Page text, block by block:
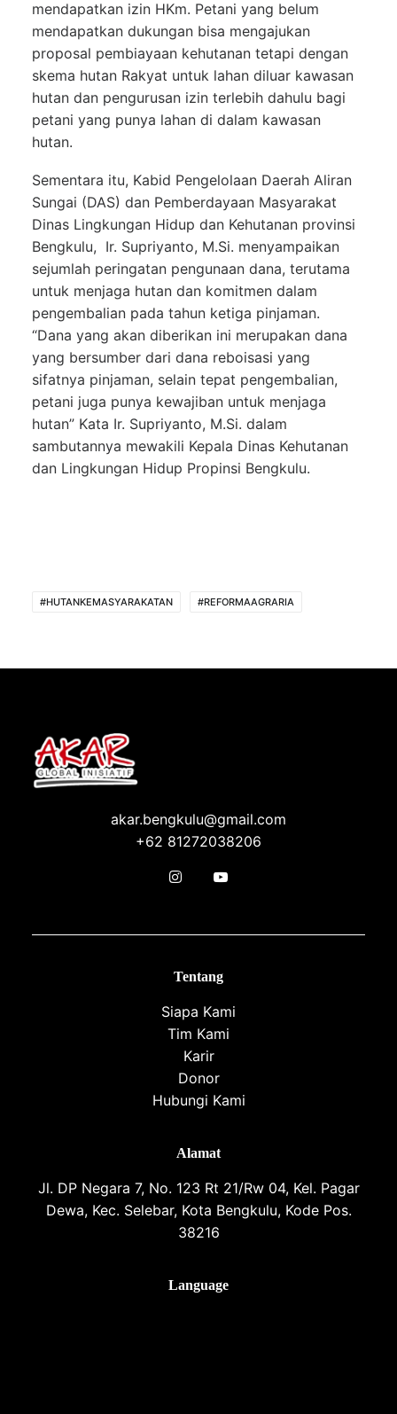
mendapatkan izin HKm. Petani yang belum
mendapatkan dukungan bisa mengajukan
proposal pembiayaan kehutanan tetapi dengan
skema hutan Rakyat untuk lahan diluar kawasan
hutan dan pengurusan izin terlebih dahulu bagi
petani yang punya lahan di dalam kawasan
hutan.
Sementara itu, Kabid Pengelolaan Daerah Aliran
Sungai (DAS) dan Pemberdayaan Masyarakat
Dinas Lingkungan Hidup dan Kehutanan provinsi
Bengkulu, Ir. Supriyanto, M.Si. menyampaikan
sejumlah peringatan pengunaan dana, terutama
untuk menjaga hutan dan komitmen dalam
pengembalian pada tahun ketiga pinjaman.
“Dana yang akan diberikan ini merupakan dana
yang bersumber dari dana reboisasi yang
sifatnya pinjaman, selain tepat pengembalian,
petani juga punya kewajiban untuk menjaga
hutan” Kata Ir. Supriyanto, M.Si. dalam
sambutannya mewakili Kepala Dinas Kehutanan
dan Lingkungan Hidup Propinsi Bengkulu.
#HUTANKEMASYARAKATAN #REFORMAAGRARIA
akar.bengkulu@gmail.com
+62 81272038206
Tentang
Siapa Kami
Tim Kami
Karir
Donor
Hubungi Kami
Alamat
Jl. DP Negara 7, No. 123 Rt 21/Rw 04, Kel. Pagar
Dewa, Kec. Selebar, Kota Bengkulu, Kode Pos.
38216
Language